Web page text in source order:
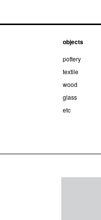
objects
pottery
textile
wood
glass
etc